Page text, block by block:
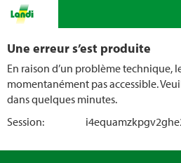
Une erreur s’est produite
En raison d’un problème technique,
momentanément pas accessible.
dans quelques minutes.
Session: